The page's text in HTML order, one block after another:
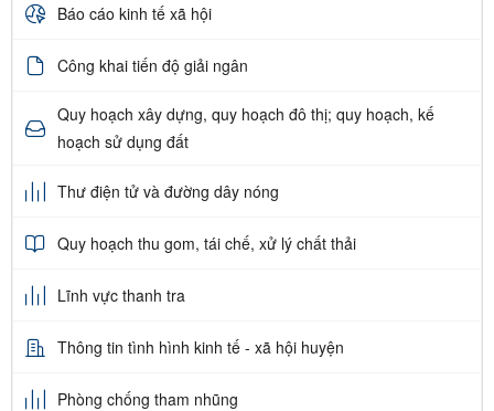
Báo cáo kinh tế xã hội
Công khai tiến độ giải ngân
Quy hoạch xây dựng, quy hoạch đô thị; quy hoạch, kế
hoạch sử dụng đất
Thư điện tử và đường dây nóng
Quy hoạch thu gom, tái chế, xử lý chất thải
Lĩnh vực thanh tra
Thông tin tình hình kinh tế - xã hội huyện
Phòng chống tham nhũng